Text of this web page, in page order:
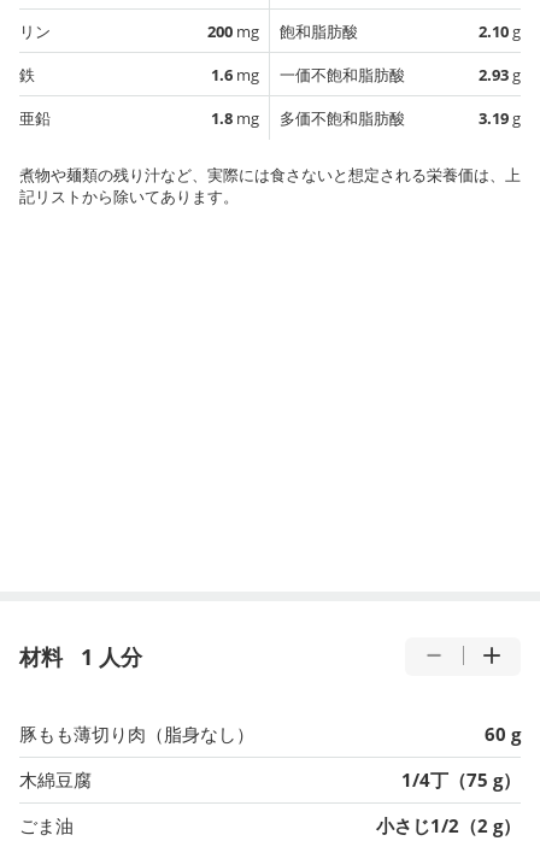
リン
200 mg
鉄
1.6 mg
亜鉛
1.8 mg
飽和脂肪酸
2.10g
一価不飽和脂肪酸
2.93g
多価不飽和脂肪酸
3.19g
煮物や麺類の残り汁など、実際には食さないと想定される栄養価は、上
記リストから除いてあります。
材料 1 人分
豚もも薄切り肉（脂身なし）
60 g
木綿豆腐
1/4丁（75 g）
ごま油
小さじ1/2（2 g）